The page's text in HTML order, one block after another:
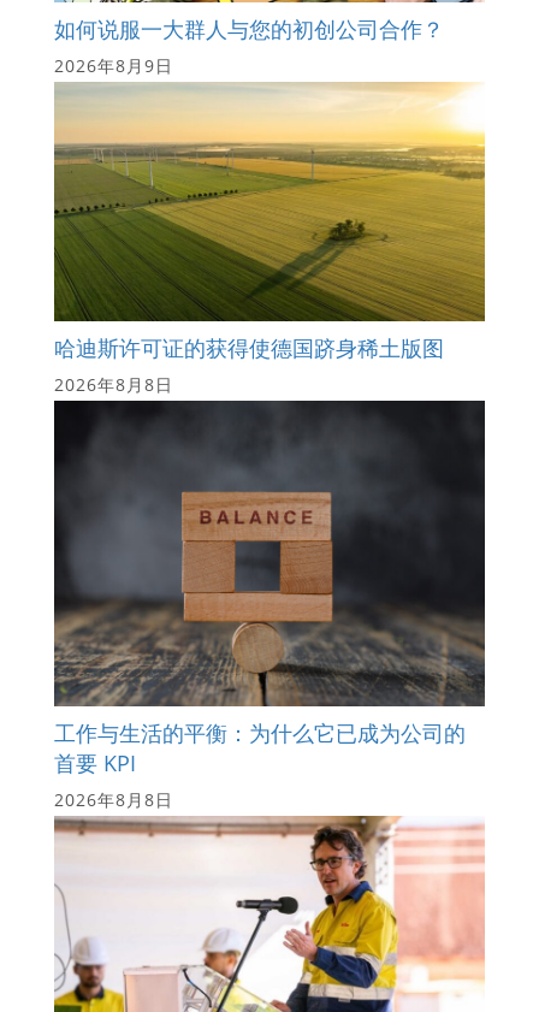
如何说服一大群人与您的初创公司合作？
2026年8月9日
哈迪斯许可证的获得使德国跻身稀土版图
2026年8月8日
工作与生活的平衡：为什么它已成为公司的
首要 KPI
2026年8月8日